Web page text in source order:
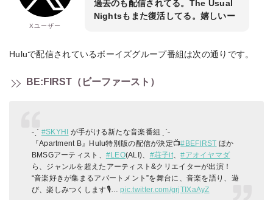
Xユーザー
過去のも配信されてる。The Usual
Nightsもまた復活してる。嬉しいー
Huluで配信されているボーイズグループ番組は次の通りです。
BE:FIRST（ビーファースト）
˗ˏˋ #SKYHI が手がける新たな音楽番組 ˎˊ˗
『Apartment B』Hulu特別版の配信が決定📺#BEFIRST ほか
BMSGアーティスト、 #LEO(ALI)、 #荘子it 、#アオイヤマダ
ら、ジャンルを超えたアーティスト&クリエイターが出演！
“音楽好きが集まるアパートメント”を舞台に、音楽を語り、遊
び、楽しみつくします🎙️…pic.twitter.com/grjTIXaAyZ